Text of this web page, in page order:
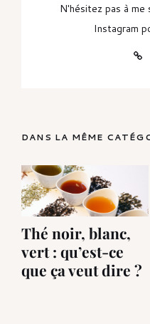
N'hésitez pas à me
Instagram
DANS LA MÊME
Thé noir, blanc,
vert : qu’est-ce
que ça veut dire ?